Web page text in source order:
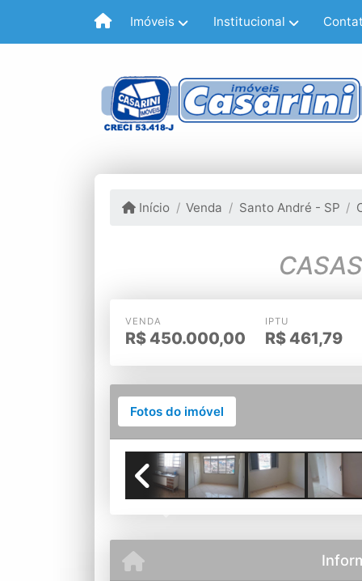
Imóveis Institucional
Início Venda Santo André - SP
VENDA
R$ 450.000,00
IPTU
R$ 461,79
Fotos do imóvel